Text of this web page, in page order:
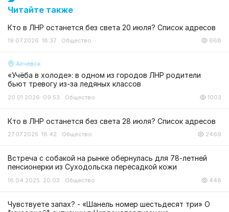
Читайте также
Кто в ЛНР останется без света 20 июля? Список адресов
19.07.2026 18:37 Общество 668
Алчевск
«Учёба в холоде»: в одном из городов ЛНР родители
бьют тревогу из-за ледяных классов
20.01.2026 09:53 Общество 1003
Кто в ЛНР останется без света 28 июля? Список адресов
27.07.2025 18:42 Общество 2469
Встреча с собакой на рынке обернулась для 78-летней
пенсионерки из Суходольска пересадкой кожи
16.04.2025 20:03 Общество 448
Чувствуете запах? - «Шанель номер шестьдесят три» О